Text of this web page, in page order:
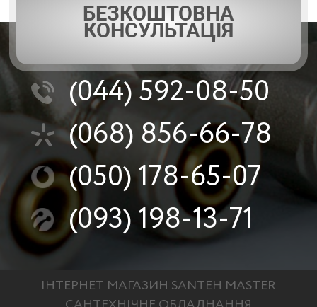
Рабочие характеристики и технические данные
БЕЗКОШТОВНА
КОНСУЛЬТАЦІЯ
(044)592-08-50
(068) 856-66-78
(050)178-65-07
(093)198-13-71
ІНТЕРНЕТ МАГАЗИН SANTEH MASTER